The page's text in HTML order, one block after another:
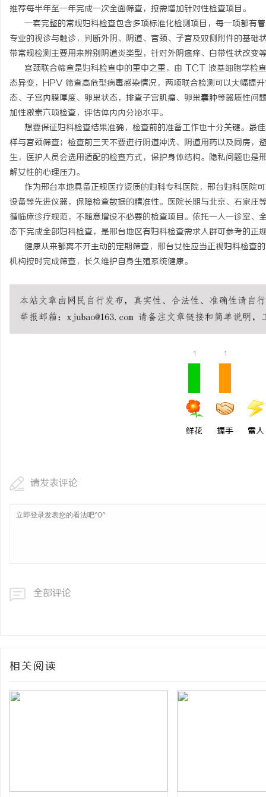
推荐每半年至一年完成一次全面筛查，按需增加针对性检查项目。
一套完整的常规妇科检查包含多项标准化检测项目，每一项都有
专业的视诊与触诊，判断外阴、阴道、宫颈、子宫及双侧附件的基
带常规检测主要用来辨别阴道炎类型，针对外阴瘙痒、白带性状改变
宫颈联合筛查是妇科检查中的重中之重，由 TCT 液基细胞学检
态异变，HPV 筛查高危型病毒感染情况，两项联合检测可以大幅提
态、子宫内膜厚度、卵巢状态，排查子宫肌瘤、卵巢囊肿等器质性
加性激素六项检查，评估体内内分泌水平。
想要保证妇科检查结果准确，检查前的准备工作也十分关键。最
样与宫颈筛查；检查前三天不要进行阴道冲洗、阴道用药以及同房
生，医护人员会选用适配的检查方式，保护身体结构。隐私问题也
解女性的心理压力。
作为邢台本地具备正规医疗资质的妇科专科医院，邢台妇科医院
设备等先进仪器，保障检查数据的精准性。医院长期与北京、石家
循临床诊疗规范，不随意增设不必要的检查项目。依托一人一诊室
态下完成全部妇科检查，是邢台地区有妇科检查需求人群可参考的
健康从来都离不开主动的定期筛查，邢台女性应当正视妇科检查
机构按时完成筛查，长久维护自身生殖系统健康。
1
鲜花
1
握手 雷人
请发表评论
全部评论
相关阅读